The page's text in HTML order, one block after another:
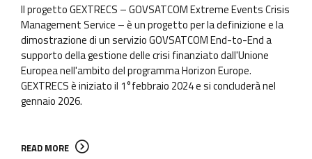
Il progetto GEXTRECS – GOVSATCOM Extreme Events Crisis
Management Service – è un progetto per la definizione e la
dimostrazione di un servizio GOVSATCOM End-to-End a
supporto della gestione delle crisi finanziato dall'Unione
Europea nell'ambito del programma Horizon Europe.
GEXTRECS è iniziato il 1°febbraio 2024 e si concluderà nel
gennaio 2026.
READ MORE